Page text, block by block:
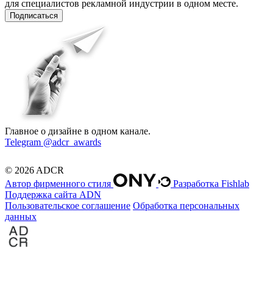
для специалистов рекламной индустрии в одном месте.
Подписаться
Главное о дизайне в одном канале.
Telegram @adcr_awards
© 2026 ADCR
Автор фирменного стиля
Разработка Fishlab
Поддержка сайта ADN
Пользовательское соглашение Обработка персональных
данных